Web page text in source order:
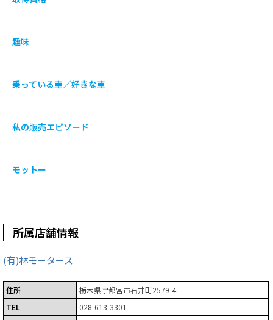
趣味
乗っている車／好きな車
私の販売エピソード
モットー
所属店舗情報
(有)林モータース
住所
栃木県宇都宮市石井町2579-4
TEL
028-613-3301